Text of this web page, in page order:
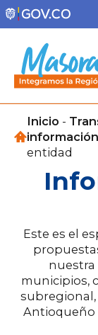
Inicio -
entidad
Este es el
nuestra
municipios,
Antioqueño